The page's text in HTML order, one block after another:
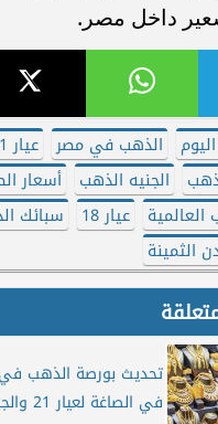
داخل مصر.
الذهب في مصر
عيار 21
الجنيه الذهب
أسعار
عيار 18
سبائك
الثمينة
تحديث بورصة الذهب
في الصاغة لعيار 21 والجنيه...